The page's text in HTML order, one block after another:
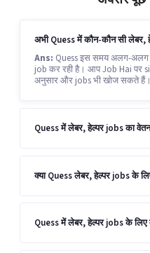
अभी Quess में कौन-कौन सी लेबर,
Ans: Quess इस समय अलग-अलग
job कर रही है। आप Job Hai पर
अनुसार और jobs भी खोज सकते हैं।
Quess में लेबर, हेल्पर jobs का वेतन
क्या Quess लेबर, हेल्पर jobs के
Quess में लेबर, हेल्पर jobs के लिए